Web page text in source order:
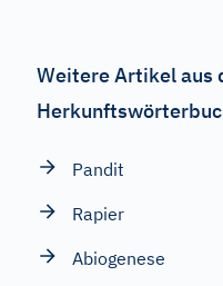
Weitere Artikel aus
Pandit
Rapier
Abiogenese